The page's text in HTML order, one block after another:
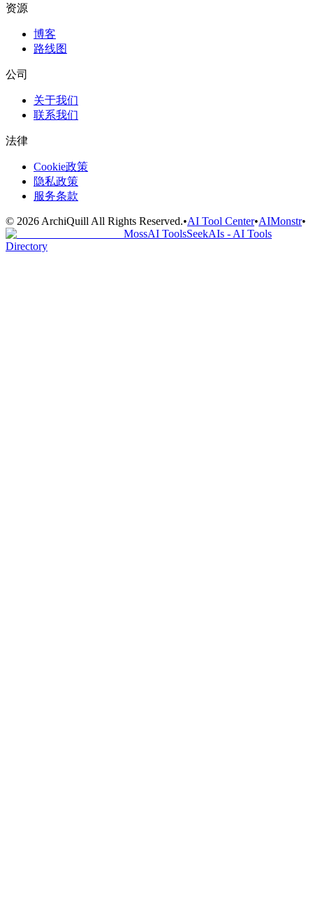
资源
博客
路线图
公司
关于我们
联系我们
法律
Cookie政策
隐私政策
服务条款
© 2026 ArchiQuill All Rights Reserved.•AI Tool Center•AIMonstr•
MossAI ToolsSeekAIs - AI Tools
Directory